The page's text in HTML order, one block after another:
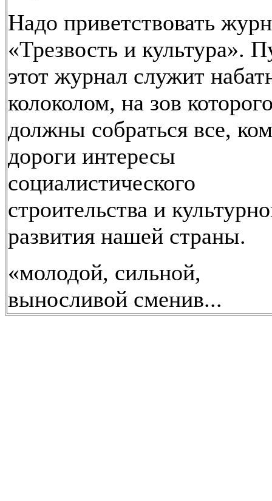
Надо приветствовать
«Трезвость и культура».
этот журнал служит
колоколом, на зов
должны собраться все,
дороги интересы
социалистического
строительства и
развития нашей страны.
«молодой, сильной,
выносливой сменив...